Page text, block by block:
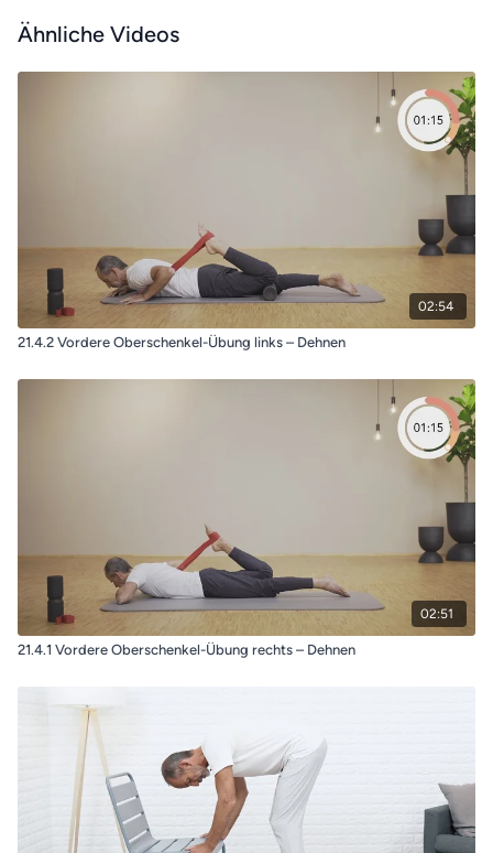
Ähnliche Videos
02:54
21.4.2 Vordere Oberschenkel-Übung links – Dehnen
02:51
21.4.1 Vordere Oberschenkel-Übung rechts – Dehnen